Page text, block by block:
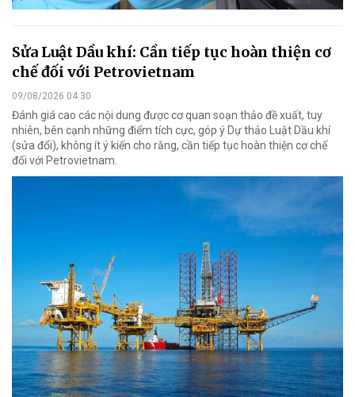
Sửa Luật Dầu khí: Cần tiếp tục hoàn thiện cơ
chế đối với Petrovietnam
09/08/2026 04:30
Đánh giá cao các nội dung được cơ quan soạn thảo đề xuất, tuy
nhiên, bên cạnh những điểm tích cực, góp ý Dự thảo Luật Dầu khí
(sửa đổi), không ít ý kiến cho rằng, cần tiếp tục hoàn thiện cơ chế
đối với Petrovietnam.